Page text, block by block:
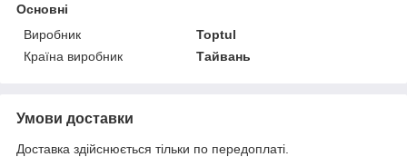
Основні
Виробник
Toptul
Країна виробник
Тайвань
Умови доставки
Доставка здійснюється тільки по передоплаті.